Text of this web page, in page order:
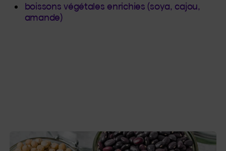
boissons végétales enrichies (soya, cajou,
amande)